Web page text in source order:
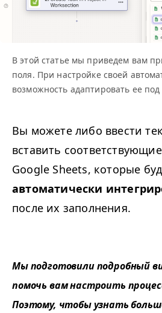
В этой статье мы приведем вам
поля. При настройке своей
возможность адаптировать ее
Вы можете либо ввести
вставить
Google Sheets, которые
автоматически
после их заполнения.
Мы подготовили подробный
помочь вам настроить
Поэтому, чтобы узнать